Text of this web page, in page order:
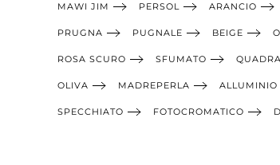
MAWI JIM PERSOL ARANCIO
PRUGNA PUGNALE BEIGE
ROSA SCURO SFUMATO
OLIVA MADREPERLA ALLUMINIO
SPECCHIATO FOTOCROMATICO